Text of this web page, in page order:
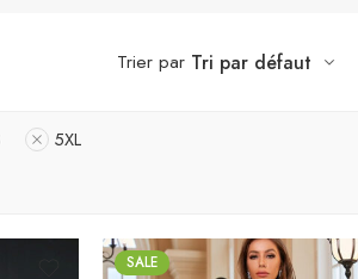
Trier par Tri par défaut
5XL
SALE